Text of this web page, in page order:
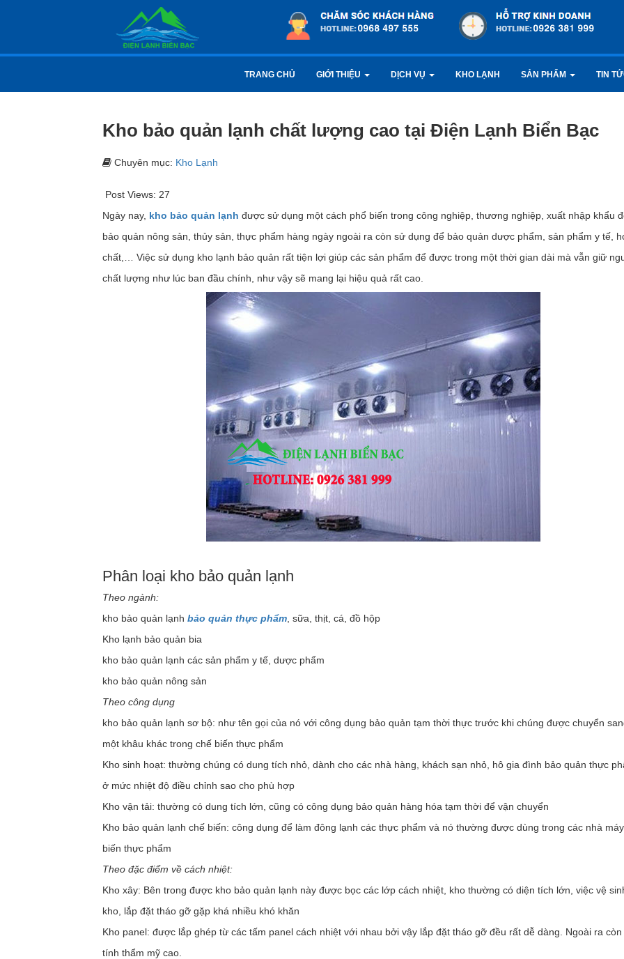
TRANG CHỦ GIỚI THIỆU DỊCH VỤ KHO LẠNH SẢN PHẨM TIN
Kho bảo quản lạnh chất lượng cao tại Điện Lạnh Biển Bạc
Chuyên mục: Kho Lạnh
Post Views: 27
Ngày nay, kho bảo quản lạnh được sử dụng một cách phổ biến trong công nghiệp, thương nghiệp, xuất nhập khẩu
bảo quản nông sản, thủy sản, thực phẩm hàng ngày ngoài ra còn sử dụng để bảo quản dược phẩm, sản phẩm y tế,
chất,… Việc sử dụng kho lạnh bảo quản rất tiện lợi giúp các sản phẩm để được trong một thời gian dài mà vẫn giữ
chất lượng như lúc ban đầu chính, như vậy sẽ mang lại hiệu quả rất cao.
Phân loại kho bảo quản lạnh
Theo ngành:
kho bảo quản lạnh bảo quản thực phẩm , sữa, thịt, cá, đồ hộp
Kho lạnh bảo quản bia
kho bảo quản lạnh các sản phẩm y tế, dược phẩm
kho bảo quản nông sản
Theo công dụng
kho bảo quản lạnh sơ bộ: như tên gọi của nó với công dụng bảo quản tạm thời thực trước khi chúng được chuyển
một khâu khác trong chế biến thực phẩm
Kho sinh hoạt: thường chúng có dung tích nhỏ, dành cho các nhà hàng, khách sạn nhỏ, hô gia đình bảo quản thực
ở mức nhiệt độ điều chỉnh sao cho phù hợp
Kho vận tải: thường có dung tích lớn, cũng có công dụng bảo quản hàng hóa tạm thời để vận chuyển
Kho bảo quản lạnh chế biến: công dụng để làm đông lạnh các thực phẩm và nó thường được dùng trong các nhà
biến thực phẩm
Theo đặc điểm về cách nhiệt:
Kho xây: Bên trong được kho bảo quản lạnh này được bọc các lớp cách nhiệt, kho thường có diện tích lớn, việc vệ
kho, lắp đặt tháo gỡ gặp khá nhiều khó khăn
Kho panel: được lắp ghép từ các tấm panel cách nhiệt với nhau bởi vậy lắp đặt tháo gỡ đều rất dễ dàng. Ngoài ra còn
tính thẩm mỹ cao.